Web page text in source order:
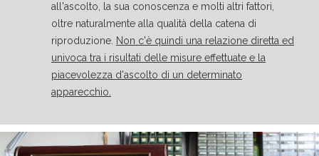
all'ascolto, la sua conoscenza e molti altri fattori,
oltre naturalmente alla qualità della catena di
riproduzione. Non c'è quindi una relazione diretta ed
univoca tra i risultati delle misure effettuate e la
piacevolezza d'ascolto di un determinato
apparecchio.